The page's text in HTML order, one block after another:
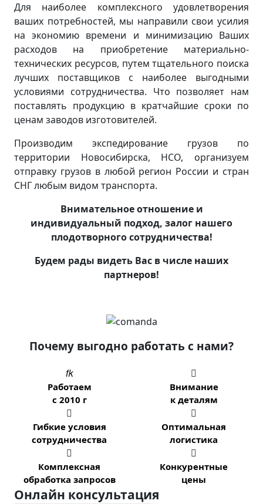
Для наиболее комплексного удовлетворения
ваших потребностей, мы направили свои усилия
на экономию времени и минимизацию Ваших
расходов на приобретение материально-
технических ресурсов, путем тщательного поиска
лучших поставщиков с наиболее выгодными
условиями сотрудничества. Что позволяет нам
поставлять продукцию в кратчайшие сроки по
ценам заводов изготовителей.
Производим экспедирование грузов по
территории Новосибирска, НСО, организуем
отправку грузов в любой регион России и стран
СНГ любым видом транспорта.
Внимательное отношение и
индивидуальный подход, залог нашего
плодотворного сотрудничества!
Будем рады видеть Вас в числе наших
партнеров!
Почему выгодно работать с нами?

Работаем
с 2010 г

Внимание
к деталям

Гибкие условия
сотрудничества

Оптимальная
логистика

Комплексная
обработка запросов

Конкурентные
цены
Онлайн консультация